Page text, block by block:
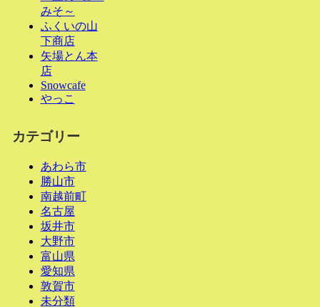
みそ～
ふくいの山
下商店
矢場とん本
店
Snowcafe
やっこ
カテゴリー
あわら市
勝山市
南越前町
名古屋
坂井市
大野市
富山県
愛知県
敦賀市
未分類